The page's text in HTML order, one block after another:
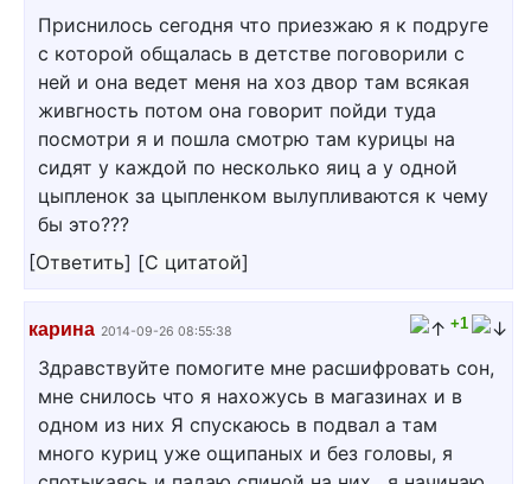
Приснилось сегодня что приезжаю я к подруге
с которой общалась в детстве поговорили с
ней и она ведет меня на хоз двор там всякая
живгность потом она говорит пойди туда
посмотри я и пошла смотрю там курицы на
сидят у каждой по несколько яиц а у одной
цыпленок за цыпленком вылупливаются к чему
бы это???
[Ответить] [С цитатой]
карина 2014-09-26 08:55:38 +1
Здравствуйте помогите мне расшифровать сон,
мне снилось что я нахожусь в магазинах и в
одном из них Я спускаюсь в подвал а там
много куриц уже ощипаных и без головы, я